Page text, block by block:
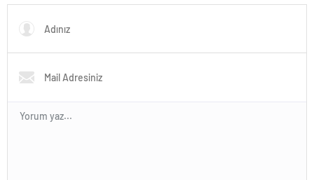
Toplantısı’na Katıldı
Gündem Oldu